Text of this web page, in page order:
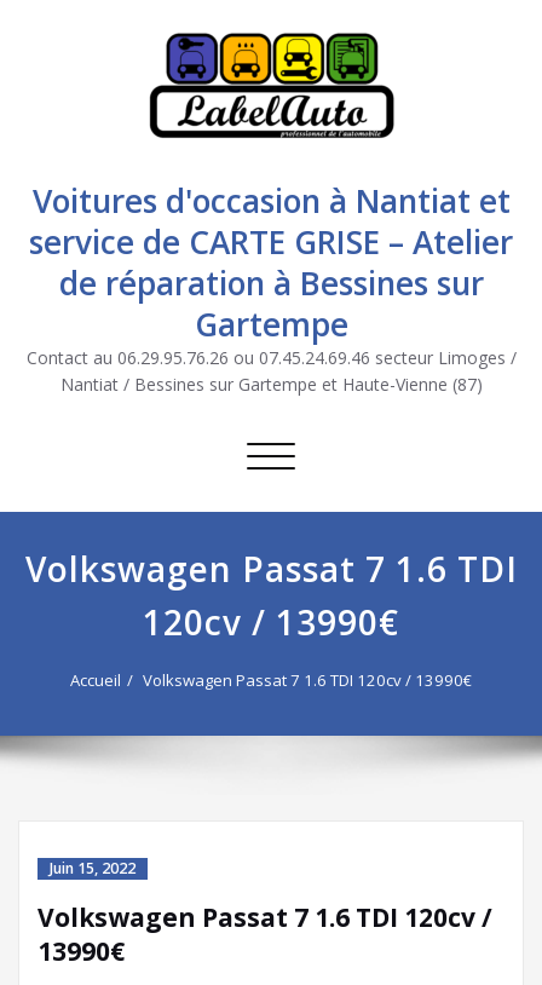
Voitures d'occasion à Nantiat et
service de CARTE GRISE – Atelier
de réparation à Bessines sur
Gartempe
Contact au 06.29.95.76.26 ou 07.45.24.69.46 secteur Limoges /
Nantiat / Bessines sur Gartempe et Haute-Vienne (87)
Afficher/masquer la navigation
Volkswagen Passat 7 1.6 TDI
120cv / 13990€
Accueil Volkswagen Passat 7 1.6 TDI 120cv / 13990€
Juin 15, 2022
Volkswagen Passat 7 1.6 TDI 120cv /
13990€